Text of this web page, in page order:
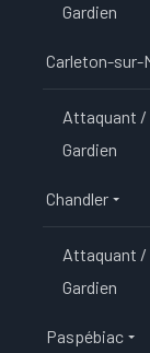
Gardien
Carleton-sur-
Attaquant /
Gardien
Chandler
Attaquant /
Gardien
Paspébiac